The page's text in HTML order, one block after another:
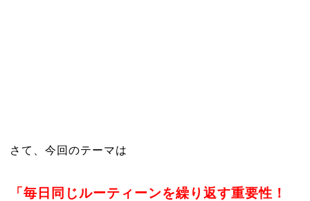
さて、今回のテーマは
「毎日同じルーティーンを繰り返す重要性！